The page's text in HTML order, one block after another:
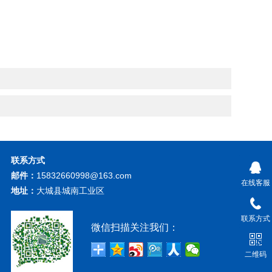
联系方式
邮件： 15832660998@163.com
地址： 大城县城南工业区
微信扫描关注我们：
在线客服
联系方式
二维码